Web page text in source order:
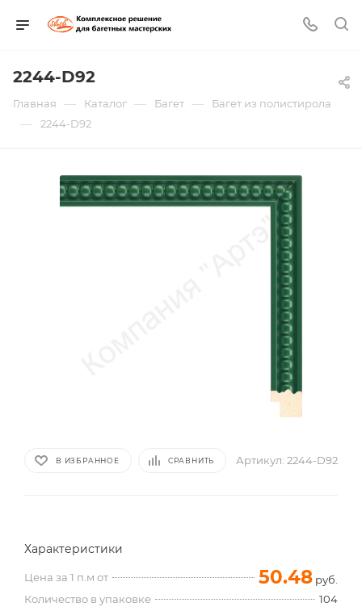
2244-D92
Главная — Каталог — Багет — Багет из полистирола
— 2244-D92
В ИЗБРАННОЕ СРАВНИТЬ Артикул: 2244-D92
Характеристики
Цена за 1 п.м от 50.48 руб.
Количество в упаковке
104